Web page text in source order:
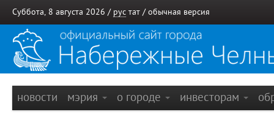
Суббота, 8 августа 2026 / рус тат / обычная версия
новости мэрия о городе инвесторам